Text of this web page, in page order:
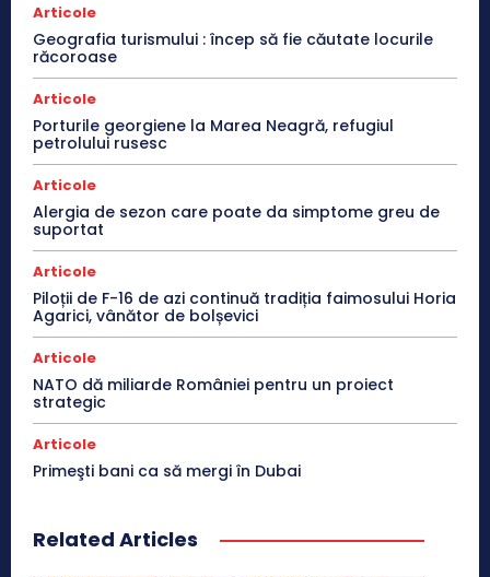
Articole
Geografia turismului : încep să fie căutate locurile
răcoroase
Articole
Porturile georgiene la Marea Neagră, refugiul
petrolului rusesc
Articole
Alergia de sezon care poate da simptome greu de
suportat
Articole
Piloții de F-16 de azi continuă tradiția faimosului Horia
Agarici, vânător de bolșevici
Articole
NATO dă miliarde României pentru un proiect
strategic
Articole
Primeşti bani ca să mergi în Dubai
Related Articles